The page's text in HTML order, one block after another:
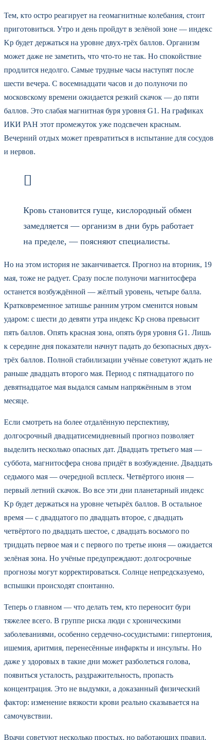
Тем, кто остро реагирует на геомагнитные колебания, стоит
приготовиться. Утро и день пройдут в зелёной зоне — индекс
Kp будет держаться на уровне двух-трёх баллов. Организм
может даже не заметить, что что-то не так. Но спокойствие
продлится недолго. Самые трудные часы наступят после
шести вечера. С восемнадцати часов и до полуночи по
московскому времени ожидается резкий скачок — до пяти
баллов. Это слабая магнитная буря уровня G1. На графиках
ИКИ РАН этот промежуток уже подсвечен красным.
Вечерний отдых может превратиться в испытание для сосудов
и нервов.
Кровь становится гуще, кислородный обмен
замедляется — организм в дни бурь работает
на пределе, — поясняют специалисты.
Но на этом история не заканчивается. Прогноз на вторник, 19
мая, тоже не радует. Сразу после полуночи магнитосфера
останется возбуждённой — жёлтый уровень, четыре балла.
Кратковременное затишье ранним утром сменится новым
ударом: с шести до девяти утра индекс Kp снова превысит
пять баллов. Опять красная зона, опять буря уровня G1. Лишь
к середине дня показатели начнут падать до безопасных двух-
трёх баллов. Полной стабилизации учёные советуют ждать не
раньше двадцать второго мая. Период с пятнадцатого по
девятнадцатое мая выдался самым напряжённым в этом
месяце.
Если смотреть на более отдалённую перспективу,
долгосрочный двадцатисемидневный прогноз позволяет
выделить несколько опасных дат. Двадцать третьего мая —
суббота, магнитосфера снова придёт в возбуждение. Двадцать
седьмого мая — очередной всплеск. Четвёртого июня —
первый летний скачок. Во все эти дни планетарный индекс
Kp будет держаться на уровне четырёх баллов. В остальное
время — с двадцатого по двадцать второе, с двадцать
четвёртого по двадцать шестое, с двадцать восьмого по
тридцать первое мая и с первого по третье июня — ожидается
зелёная зона. Но учёные предупреждают: долгосрочные
прогнозы могут корректироваться. Солнце непредсказуемо,
вспышки происходят спонтанно.
Теперь о главном — что делать тем, кто переносит бури
тяжелее всего. В группе риска люди с хроническими
заболеваниями, особенно сердечно-сосудистыми: гипертония,
ишемия, аритмия, перенесённые инфаркты и инсульты. Но
даже у здоровых в такие дни может разболеться голова,
появиться усталость, раздражительность, пропасть
концентрация. Это не выдумки, а доказанный физический
фактор: изменение вязкости крови реально сказывается на
самочувствии.
Врачи советуют несколько простых, но работающих правил.